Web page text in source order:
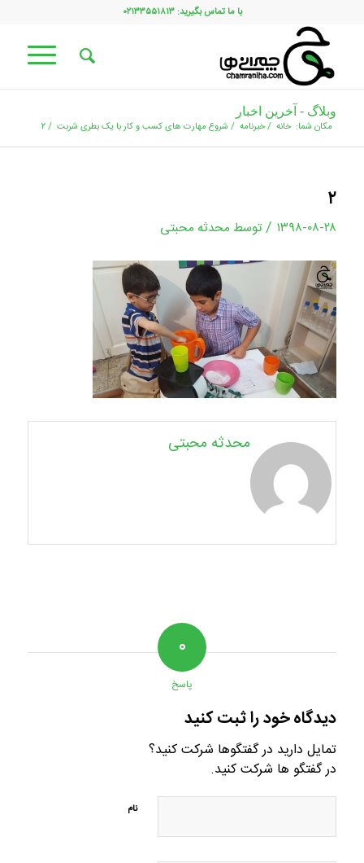
با ما تماس بگیرید: ۰۲۱۳۳۵۵۱۸۱۳
وبلاگ - آخرین اخبار
مکان شما: خانه /خبرنامه / شروع مهارت های کسب و کار با یک بطری شربت /۲
۲
۱۳۹۸-۰۸-۲۸ / توسط محدثه محبتی
محدثه محبتی
۰
پاسخ
دیدگاه خود را ثبت کنید
تمایل دارید در گفتگوها شرکت کنید؟
در گفتگو ها شرکت کنید.
نام